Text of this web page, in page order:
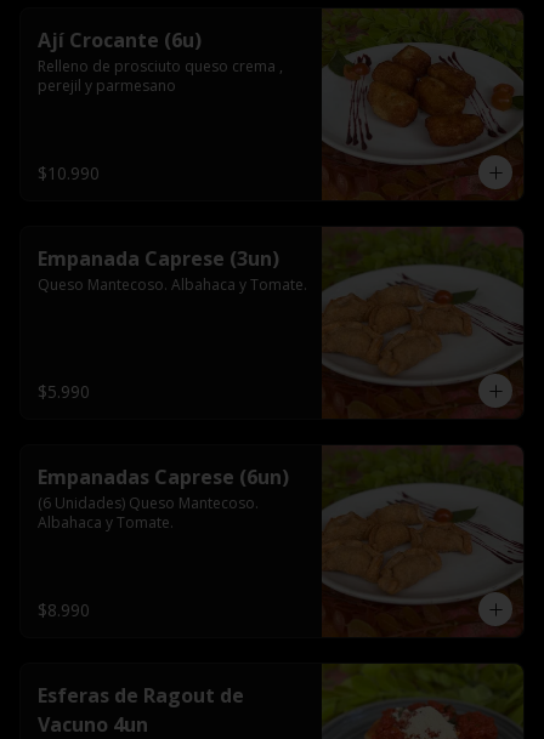
Ají Crocante (6u)
Relleno de prosciuto queso crema ,
perejil y parmesano
$10.990
Empanada Caprese (3un)
Queso Mantecoso. Albahaca y Tomate.
$5.990
Empanadas Caprese (6un)
(6 Unidades) Queso Mantecoso.
Albahaca y Tomate.
$8.990
Esferas de Ragout de
Vacuno 4un